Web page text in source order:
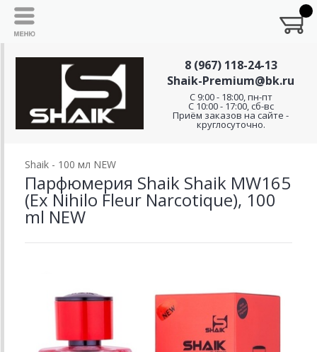
8 (967) 118-24-13
Shaik-Premium@bk.ru
C 9:00 - 18:00, пн-пт
С 10:00 - 17:00, сб-вс
Приём заказов на сайте -
круглосуточно.
Shaik - 100 мл NEW
Парфюмерия Shaik Shaik MW165
(Ex Nihilo Fleur Narcotique), 100
ml NEW